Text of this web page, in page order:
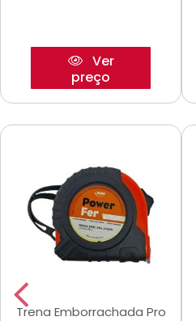
Ver
preço
Trena Emborrachada Pro